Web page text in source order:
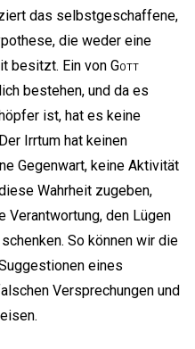
das selbstgeschaffene,
die weder eine
besitzt. Ein von Gott
bestehen, und da es
ist, hat es keine
Irrtum hat keinen
Gegenwart, keine Aktivität
Wahrheit zugeben,
Verantwortung, den Lügen
So können wir die
eines
Versprechungen und